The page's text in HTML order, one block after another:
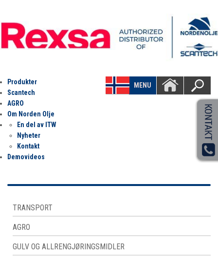
MENU
Produkter
Scantech
AGRO
Om Norden Olje
En del av ITW
Nyheter
Kontakt
Demovideos
TRANSPORT
AGRO
GULV OG ALLRENGJØRINGSMIDLER